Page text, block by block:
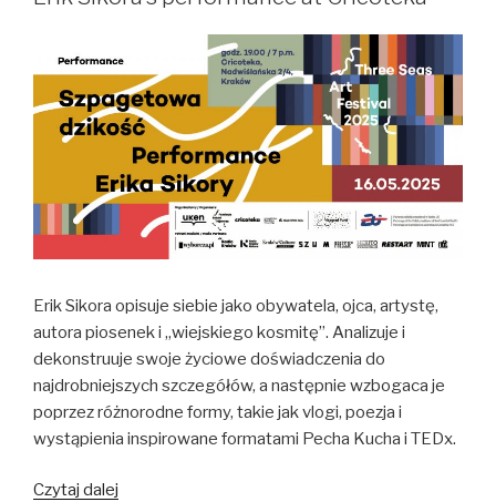
exhibition
of
the
Three
Seas
Art
Festival
Erik Sikora opisuje siebie jako obywatela, ojca, artystę,
autora piosenek i „wiejskiego kosmitę”. Analizuje i
dekonstruuje swoje życiowe doświadczenia do
najdrobniejszych szczegółów, a następnie wzbogaca je
poprzez różnorodne formy, takie jak vlogi, poezja i
wystąpienia inspirowane formatami Pecha Kucha i TEDx.
Czytaj dalej